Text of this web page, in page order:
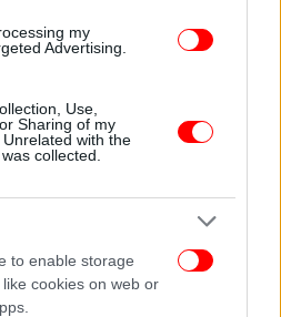
my
Advertising.
Use,
Sharing of my
with the
collected.
to enable storage
cookies on web or